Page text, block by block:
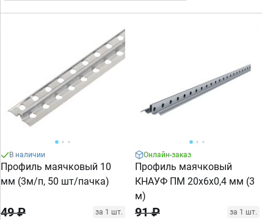
В наличии
Профиль маячковый 10
мм (3м/п, 50 шт/пачка)
49 ₽ за 1 шт.
Онлайн-заказ
Профиль маячковый
КНАУФ ПМ 20х6х0,4 мм (3
м)
91 ₽ за 1 шт.